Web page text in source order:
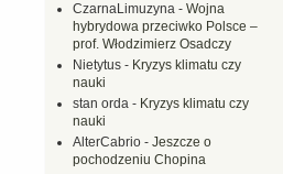
CzarnaLimuzyna - Wojna
hybrydowa przeciwko Polsce –
prof. Włodzimierz Osadczy
Nietytus - Kryzys klimatu czy
nauki
stan orda - Kryzys klimatu czy
nauki
AlterCabrio - Jeszcze o
pochodzeniu Chopina